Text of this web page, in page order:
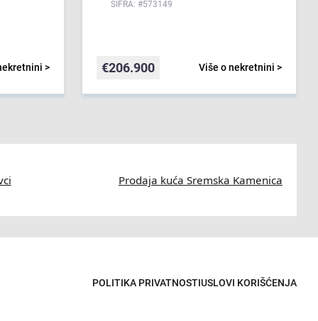
>
ŠIFRA: #573149
Više o nekretnini >
€206.900
Prodaja kuća Sremska Kamenica
POLITIKA PRIVATNOSTIUSLOVI KORIŠĆENJA